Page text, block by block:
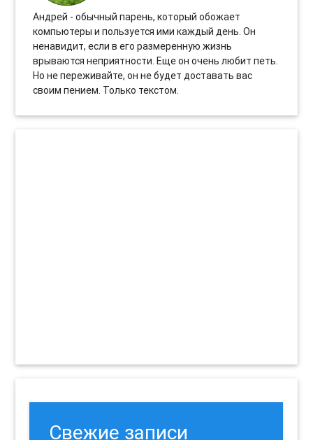
Андрей - обычный парень, который обожает
компьютеры и пользуется ими каждый день. Он
ненавидит, если в его размеренную жизнь
врываются неприятности. Еще он очень любит петь.
Но не переживайте, он не будет доставать вас
своим пением. Только текстом.
Свежие записи